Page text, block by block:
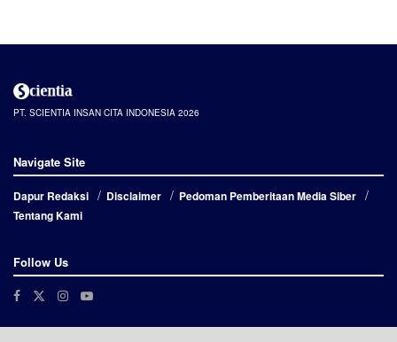
PT. SCIENTIA INSAN CITA INDONESIA 2026
Navigate Site
Dapur Redaksi Disclaimer
Pedoman Pemberitaan Media Siber
Tentang Kami
Follow Us